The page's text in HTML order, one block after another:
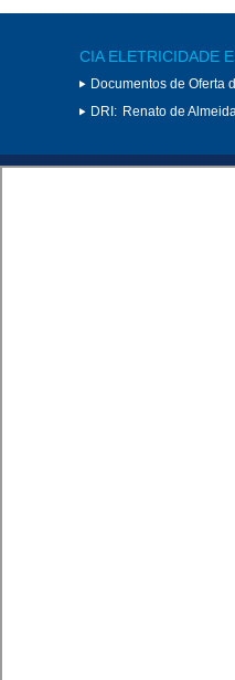
CIA ELETRICIDADE
Documentos de Oferta
DRI: Renato de